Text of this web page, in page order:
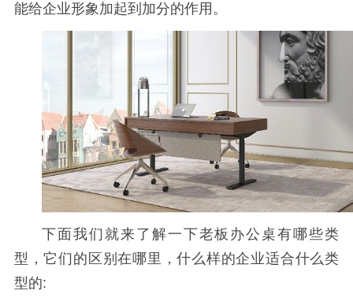
能给企业形象加起到加分的作用。
下面我们就来了解一下老板办公桌有哪些类
型，它们的区别在哪里，什么样的企业适合什么类
型的: